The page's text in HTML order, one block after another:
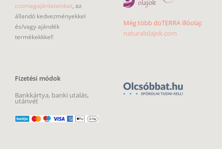
csomagajánlatainkat, az
állandó kedvezményekkel
és/vagy ajándék
termékekkkel!
Fizetési módok
Bankkártya, banki utalás,
utánvét
Még több doTERRA illóolaj:
naturalolajok.com